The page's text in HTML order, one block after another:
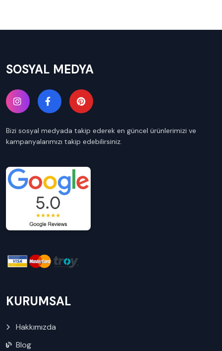
SOSYAL MEDYA
Bizi sosyal medyada takip ederek en güncel ürünlerimizi ve
kampanyalarımızı takip edebilirsiniz.
KURUMSAL
Hakkımızda
Blog